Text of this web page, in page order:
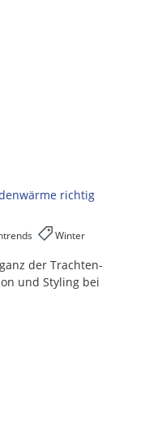
richtig
Winter
der Trachten-
und Styling bei